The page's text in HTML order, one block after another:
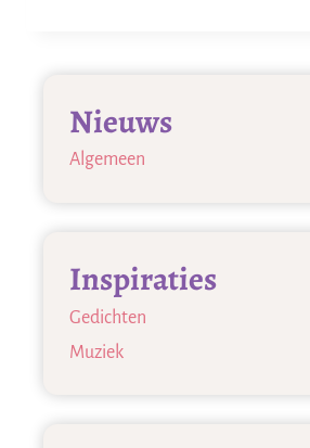
Nieuws
Algemeen
Inspiraties
Gedichten
Muziek